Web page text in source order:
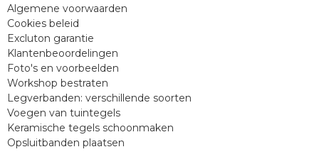
Algemene voorwaarden
Cookies beleid
Excluton garantie
Klantenbeoordelingen
Foto's en voorbeelden
Workshop bestraten
Legverbanden: verschillende soorten
Voegen van tuintegels
Keramische tegels schoonmaken
Opsluitbanden plaatsen